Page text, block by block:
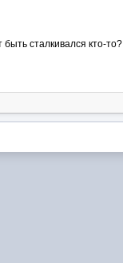
сталкивался кто-то?